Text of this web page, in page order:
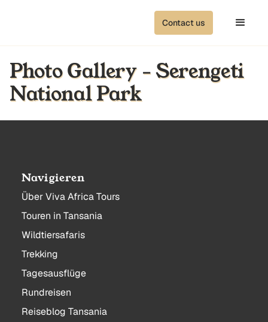
Contact us
Photo Gallery - Serengeti
National Park
Navigieren
Über Viva Africa Tours
Touren in Tansania
Wildtiersafaris
Trekking
Tagesausflüge
Rundreisen
Reiseblog Tansania